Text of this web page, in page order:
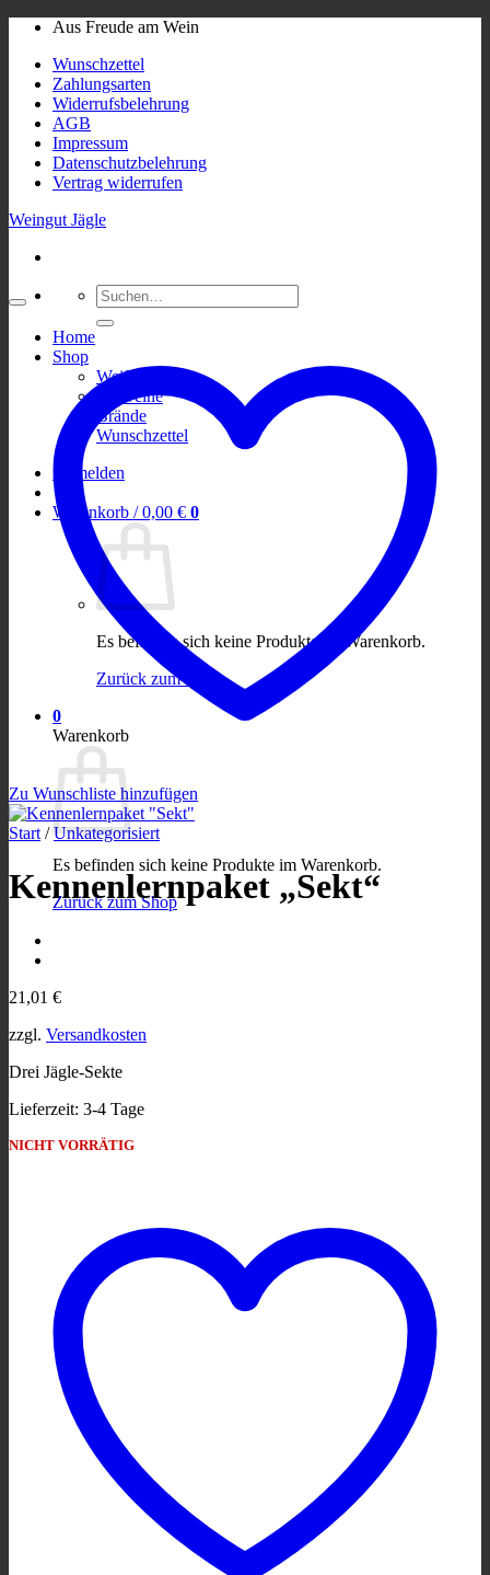
Skip
content
Aus Freude am Wein
Wunschzettel
Zahlungsarten
Widerrufsbelehrung
AGB
Impressum
Datenschutzbelehrung
Vertrag widerrufen
Weingut Jägle
Suchen
nach:
Home
Shop
Weißweine
Rotweine
Brände
Wunschzettel
Anmelden
Warenkorb /0,00 € 0
Es befinden sich keine Produkte im Warenkorb.
Zurück zum Shop
0
Warenkorb
Es befinden sich keine Produkte im Warenkorb.
Zurück zum Shop
Zu Wunschliste hinzufügen
Start / Unkategorisiert
Kennenlernpaket „Sekt“
21,01 €
zzgl. Versandkosten
Drei Jägle-Sekte
Lieferzeit: 3-4 Tage
NICHT VORRÄTIG